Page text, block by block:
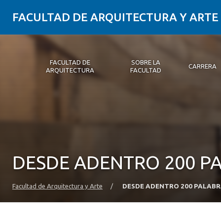
FACULTAD DE ARQUITECTURA Y ARTE
FACULTAD DE
ARQUITECTURA
SOBRE LA
FACULTAD
CARRERA
DESDE ADENTRO 200
Facultad de Arquitectura y Arte / DESDE ADENTRO 200